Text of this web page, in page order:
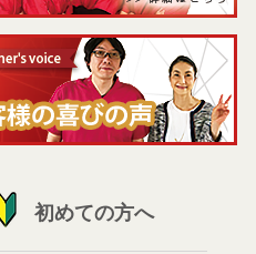
初めての方へ